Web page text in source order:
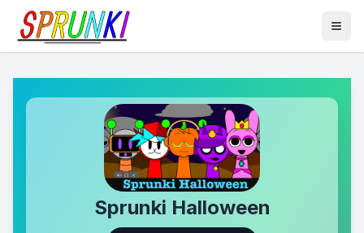
Sprunki Halloween